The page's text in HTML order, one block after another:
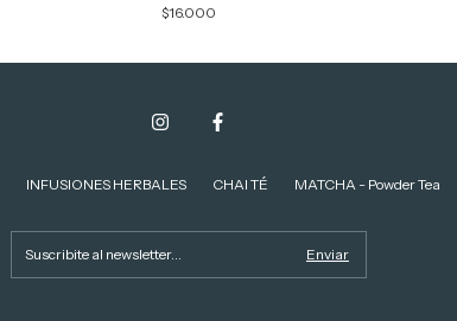
$16.000
INFUSIONES HERBALES CHAI TÉ MATCHA - Powder Tea